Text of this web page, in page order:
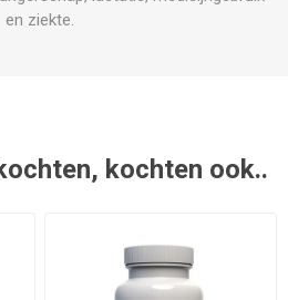
en ziekte.
kochten ook..